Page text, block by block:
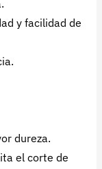
y facilidad de
dureza.
el corte de